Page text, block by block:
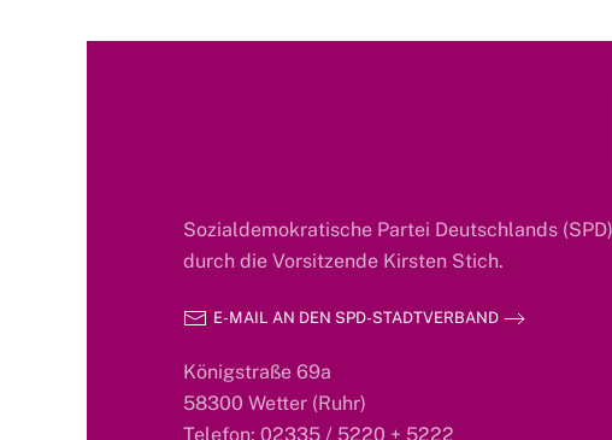
Sozialdemokratische Partei Deutschlands
durch die Vorsitzende Kirsten Stich.
E-MAIL AN DEN SPD-STADTVERBAND
Königstraße 69a
58300 Wetter (Ruhr)
Telefon: 02335 / 5220 + 5222